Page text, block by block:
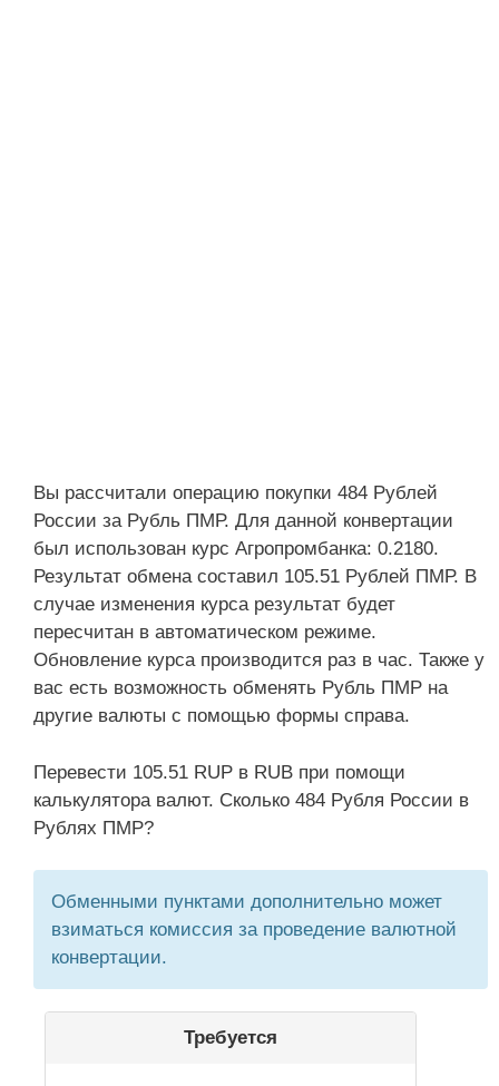
Вы рассчитали операцию покупки 484 Рублей
России за Рубль ПМР. Для данной конвертации
был использован курс Агропромбанка: 0.2180.
Результат обмена составил 105.51 Рублей ПМР. В
случае изменения курса результат будет
пересчитан в автоматическом режиме.
Обновление курса производится раз в час. Также у
вас есть возможность обменять Рубль ПМР на
другие валюты с помощью формы справа.
Перевести 105.51 RUP в RUB при помощи
калькулятора валют. Сколько 484 Рубля России в
Рублях ПМР?
Обменными пунктами дополнительно может
взиматься комиссия за проведение валютной
конвертации.
Требуется